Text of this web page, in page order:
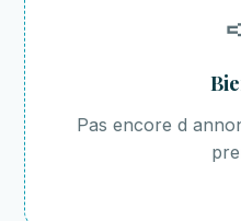
Pas encore d